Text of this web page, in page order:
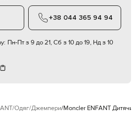
+38 044 365 94 94
Пн-Пт з 9 до 21, Сб з 10 до 19, Нд з 10
Одяг Джемпери Moncler ENFANT